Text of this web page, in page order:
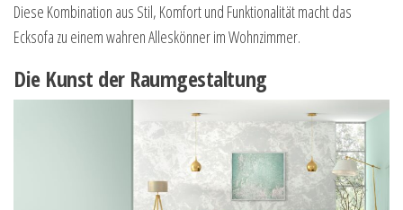
Diese Kombination aus Stil, Komfort und Funktionalität macht das
Ecksofa zu einem wahren Alleskönner im Wohnzimmer.
Die Kunst der Raumgestaltung